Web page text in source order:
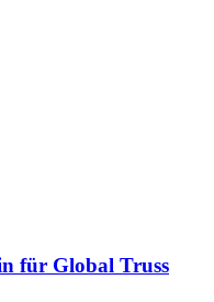
für Global Truss